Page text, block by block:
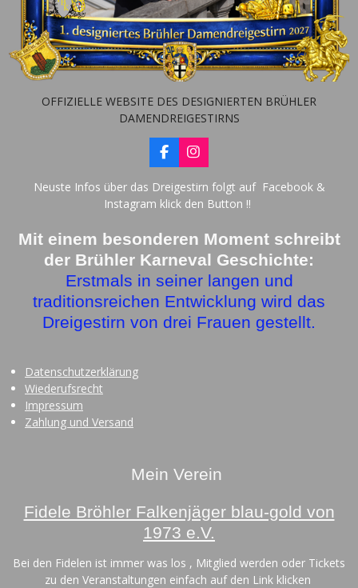
OFFIZIELLE WEBSITE DES DESIGNIERTEN BRÜHLER
DAMENDREIGESTIRNS
F
a
c
e
b
o
k
I
n
s
t
a
r
a
m
Neuste Infos über das Dreigestirn folgt auf Facebook &
Instagram klick den Button !!
Mit einem besonderen Moment schreibt
der Brühler Karneval Geschichte:
Erstmals in seiner langen und
traditionsreichen Entwicklung wird das
Dreigestirn von drei Frauen gestellt.
Datenschutzerklärung
Wiederufsrecht
Impressum
Zahlung und Versand
Mein Verein
Fidele Bröhler Falkenjäger blau-gold von
1973 e.V.
Bei den Fidelen ist immer was los , Mitglied werden oder Tickets
zu den Veranstaltungen einfach auf den Link klicken